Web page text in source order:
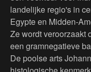
landelijke regio's in
Egypte en Midden-
Ze wordt veroorzaakt
een gramnegatieve
De poolse arts